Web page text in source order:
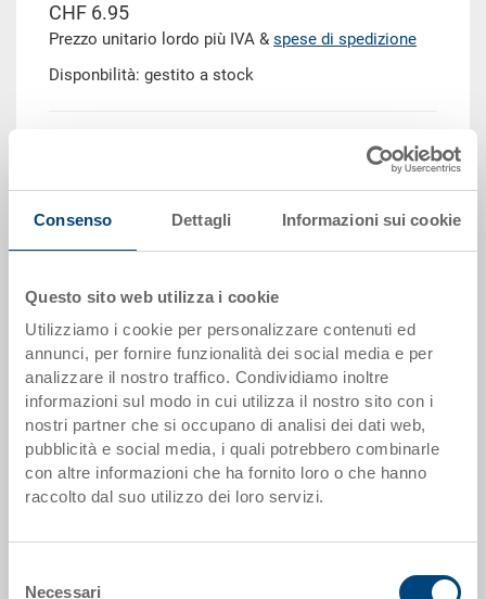
Consenso Dettagli Informazioni sui cookie
Questo sito web utilizza i cookie
Utilizziamo i cookie per personalizzare contenuti ed
annunci, per fornire funzionalità dei social media e per
analizzare il nostro traffico. Condividiamo inoltre
informazioni sul modo in cui utilizza il nostro sito con i
nostri partner che si occupano di analisi dei dati web,
pubblicità e social media, i quali potrebbero combinarle
con altre informazioni che ha fornito loro o che hanno
raccolto dal suo utilizzo dei loro servizi.
Necessari
CHF 6.95
Prezzo unitario lordo più IVA & spese di spedizione
Disponbilità: gestito a stock
Scaglioni per quantità
da 10 pezzi CHF 6.25
da 50 pezzi CHF 5.70
da 100 pezzi CHF 5.20
da 250 pezzi CHF 4.50
Dati articolo